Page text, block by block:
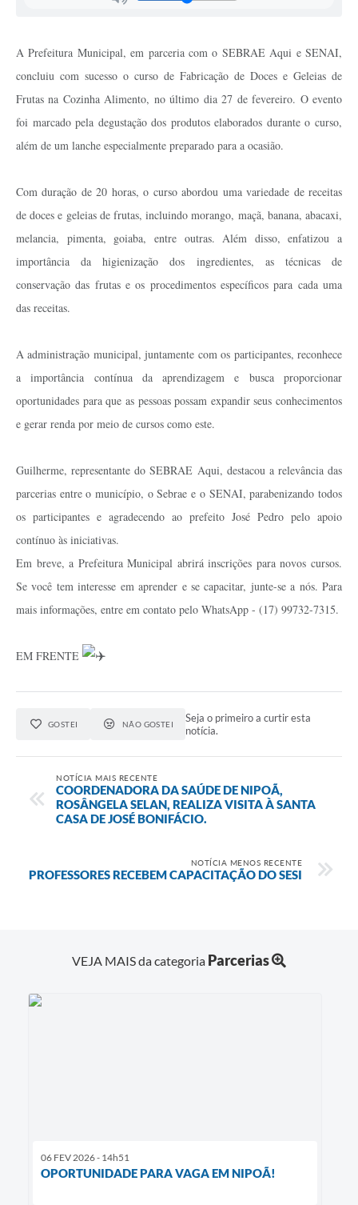
A Prefeitura Municipal, em parceria com o SEBRAE Aqui e SENAI,
concluiu com sucesso o curso de Fabricação de Doces e Geleias de
Frutas na Cozinha Alimento, no último dia 27 de fevereiro. O evento
foi marcado pela degustação dos produtos elaborados durante o curso,
além de um lanche especialmente preparado para a ocasião.
Com duração de 20 horas, o curso abordou uma variedade de receitas
de doces e geleias de frutas, incluindo morango, maçã, banana, abacaxi,
melancia, pimenta, goiaba, entre outras. Além disso, enfatizou a
importância da higienização dos ingredientes, as técnicas de
conservação das frutas e os procedimentos específicos para cada uma
das receitas.
A administração municipal, juntamente com os participantes, reconhece
a importância contínua da aprendizagem e busca proporcionar
oportunidades para que as pessoas possam expandir seus conhecimentos
e gerar renda por meio de cursos como este.
Guilherme, representante do SEBRAE Aqui, destacou a relevância das
parcerias entre o município, o Sebrae e o SENAI, parabenizando todos
os participantes e agradecendo ao prefeito José Pedro pelo apoio
contínuo às iniciativas.
Em breve, a Prefeitura Municipal abrirá inscrições para novos cursos.
Se você tem interesse em aprender e se capacitar, junte-se a nós. Para
mais informações, entre em contato pelo WhatsApp - (17) 99732-7315.
EM FRENTE
GOSTEI NÃO GOSTEI
Seja o primeiro a curtir esta
notícia.
NOTÍCIA MAIS RECENTE
COORDENADORA DA SAÚDE DE NIPOÃ,
ROSÂNGELA SELAN, REALIZA VISITA À SANTA
CASA DE JOSÉ BONIFÁCIO.
NOTÍCIA MENOS RECENTE
PROFESSORES RECEBEM CAPACITAÇÃO DO SESI
VEJA MAIS da categoria Parcerias
06 FEV 2026 - 14h51
OPORTUNIDADE PARA VAGA EM NIPOÃ!